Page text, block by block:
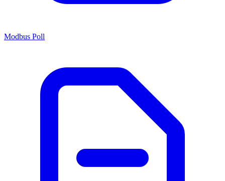
Modbus Poll